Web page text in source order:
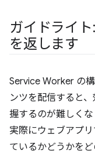
ガイドライ
を返します
Service Worker の
ンツを配信すると
握するのが難しく
実際にウェブアプ
ているかどうかを